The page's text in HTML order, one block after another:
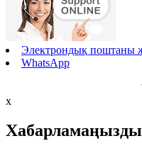
Электрондық поштаны
WhatsApp
x
Хабарламаңызды